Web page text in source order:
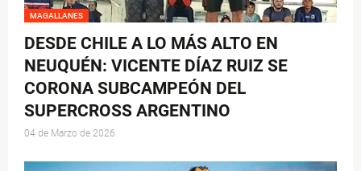
MAGALLANES
DESDE CHILE A LO MÁS ALTO EN
NEUQUÉN: VICENTE DÍAZ RUIZ SE
CORONA SUBCAMPEÓN DEL
SUPERCROSS ARGENTINO
04 de Marzo de 2026